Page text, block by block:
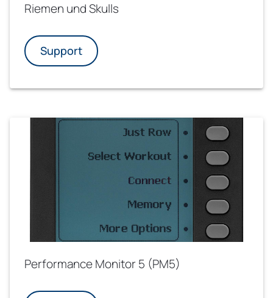
Riemen und Skulls
Support
Performance Monitor 5 (PM5)